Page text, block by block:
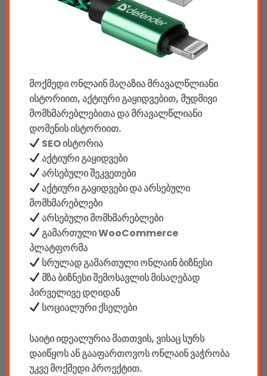
აუდიო & ვიდეო
კონსოლები & აქსესუარები
ელემენტები
აკკუმულატორები
კაბელები & დამტენები
დისკები
ჩანთები
სეიფები
კონსტრუქტორები
კომპიუტერები & აქსესუარები
მოქმედი ონლაინ მაღაზია მრავალწლიანი
ისტორიით, აქტიური გაყიდვებით, მუდმივი
მომხმარებლებითა და მრავალწლიანი
დომენის ისტორიით.
SEO ისტორია
აქტიური გაყიდვები
არსებული შეკვეთები
აქტიური გაყიდვები და არსებული
მომხმარებლები
არსებული მომხმარებლები
გამართული WooCommerce
პლატფორმა
სრულად გამართული ონლაინ ბიზნესი
მზა ბიზნესი შემოსავლის მისაღებად
პირველივე დღიდან
სოციალური ქსელები
საიტი იდეალურია მათთვის, ვისაც სურს
დაიწყოს ან გააფართოვოს ონლაინ ვაჭრობა
უკვე მოქმედი პროექტით.